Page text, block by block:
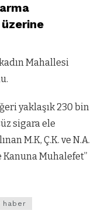
Mahallesi
yaklaşık 230 bin
sigara ele
M.K, Ç.K. ve N.A.
Kanuna Muhalefet”
haber